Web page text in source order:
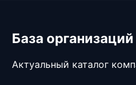
База организаций
Актуальный каталог